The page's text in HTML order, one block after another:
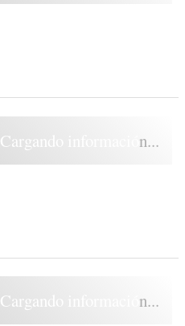
Cargando información...
Cargando información...